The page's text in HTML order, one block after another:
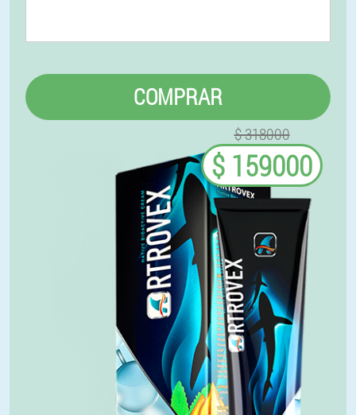
COMPRAR
$ 318000
$ 159000